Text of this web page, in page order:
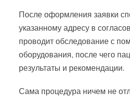
После оформления заявки
указанному адресу в
проводит обследование с
оборудования, после чего
результаты и рекомендации.
Сама процедура ничем не